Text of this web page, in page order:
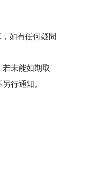
如有任何疑問
未能如期取
行通知。